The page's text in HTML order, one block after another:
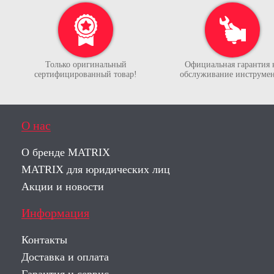
Только оригинальный
сертифицированный товар!
Официальная гарантия
обслуживание
О нас
О бренде MATRIX
MATRIX для юридических лиц
Акции и новости
Информация
Контакты
Доставка и оплата